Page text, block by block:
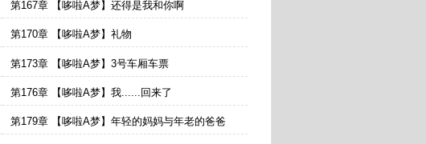
第167章 【哆啦A梦】还得是我和你啊
第170章 【哆啦A梦】礼物
第173章 【哆啦A梦】3号车厢车票
第176章 【哆啦A梦】我......回来了
第179章 【哆啦A梦】年轻的妈妈与年老的爸爸